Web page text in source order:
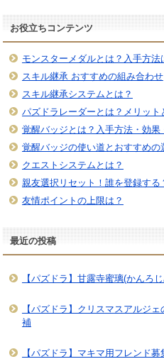
お役立ちコンテンツ
モンスターメダルとは？入手方法
スキル継承 おすすめの組み合わせ
スキル継承システムとは？
パズドラレーダーとは？メリット
覚醒バッジとは？入手方法・効果
覚醒バッジの使い道とおすすめの
クエストシステムとは？
親友選択リセット！誰を登録する
友情ポイントの上限は？
最近の投稿
【パズドラ】甘露寺蜜璃(かんろ
【パズドラ】クリスマスアルジ
補
【パズドラ】マキマ用フレンド